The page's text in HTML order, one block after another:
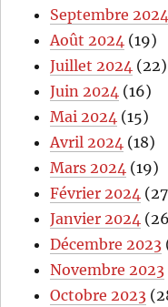
Septembre 2024
Août 2024 (19)
Juillet 2024 (22)
Juin 2024 (16)
Mai 2024 (15)
Avril 2024 (18)
Mars 2024 (19)
Février 2024
Janvier 2024
Décembre 2023
Novembre 2023
Octobre 2023